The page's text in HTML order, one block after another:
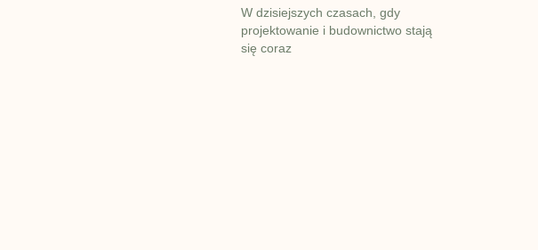
W dzisiejszych czasach, gdy
projektowanie i budownictwo stają
się coraz